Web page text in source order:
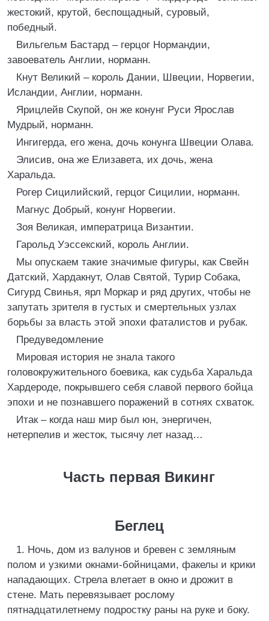
жестокий, крутой, беспощадный, суровый,
победный.
Вильгельм Бастард – герцог Нормандии,
завоеватель Англии, норманн.
Кнут Великий – король Дании, Швеции, Норвегии,
Исландии, Англии, норманн.
Ярицлейв Скупой, он же конунг Руси Ярослав
Мудрый, норманн.
Ингигерда, его жена, дочь конунга Швеции Олава.
Элисив, она же Елизавета, их дочь, жена
Харальда.
Рогер Сицилийский, герцог Сицилии, норманн.
Магнус Добрый, конунг Норвегии.
Зоя Великая, императрица Византии.
Гарольд Уэссекский, король Англии.
Мы опускаем такие значимые фигуры, как Свейн
Датский, Хардакнут, Олав Святой, Турир Собака,
Сигурд Свинья, ярл Моркар и ряд других, чтобы не
запутать зрителя в густых и смертельных узлах
борьбы за власть этой эпохи фаталистов и рубак.
Предуведомление
Мировая история не знала такого
головокружительного боевика, как судьба Харальда
Хардероде, покрывшего себя славой первого бойца
эпохи и не познавшего поражений в сотнях схваток.
Итак – когда наш мир был юн, энергичен,
нетерпелив и жесток, тысячу лет назад…
Часть первая Викинг
Беглец
1. Ночь, дом из валунов и бревен с земляным
полом и узкими окнами-бойницами, факелы и крики
нападающих. Стрела влетает в окно и дрожит в
стене. Мать перевязывает рослому
пятнадцатилетнему подростку раны на руке и боку.